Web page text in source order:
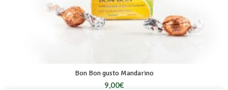
Bon Bon gusto Mandarino
9,00€